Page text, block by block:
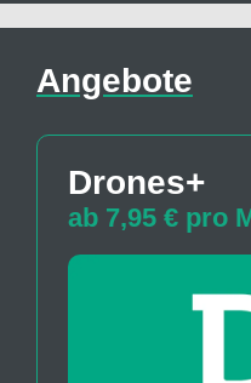
Angebote
Drones+
ab 7,95 € pro